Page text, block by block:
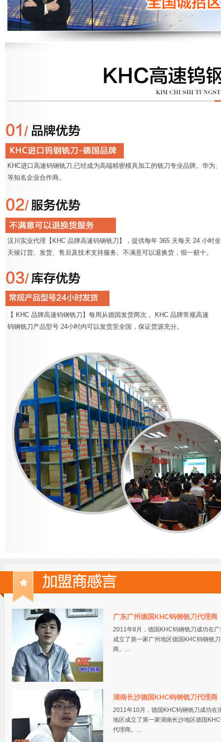
KHC进口高速钨钢铣刀,已经成为高端精密模具加工的铣刀专业品牌。华为
等知名企业合作商。
汉川实业代理【KHC 品牌高速钨钢铣刀】，提供每年 365 天每天 24 小时全
天候订货、发货、售后及技术支持服务。不满意可以退换货，假一赔十。
【 KHC 品牌高速钨钢铣刀】每周从德国发货两次， KHC 品牌常规高速
钨钢铣刀产品型号 24小时内可以发货至全国，保证货源充分。
广东广州德国KHC钨钢铣刀代理商
2011年8月，德国KHC钨钢铣刀成功在
成立了第一家广州地区德国KHC钨钢铣
商。...
湖南长沙德国KHC钨钢铣刀代理商
2011年10月，德国KHC钨钢铣刀成功在
地区成立了第一家湖南长沙地区德国
代理商。...